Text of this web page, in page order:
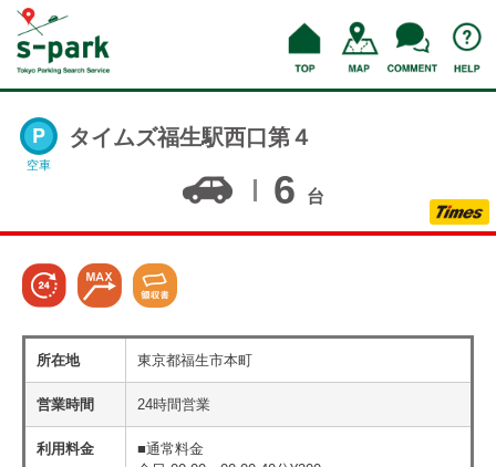
空車
タイムズ福生駅西口第４
6 台
所在地 東京都福生市本町
営業時間 24時間営業
利用料金
■通常料金